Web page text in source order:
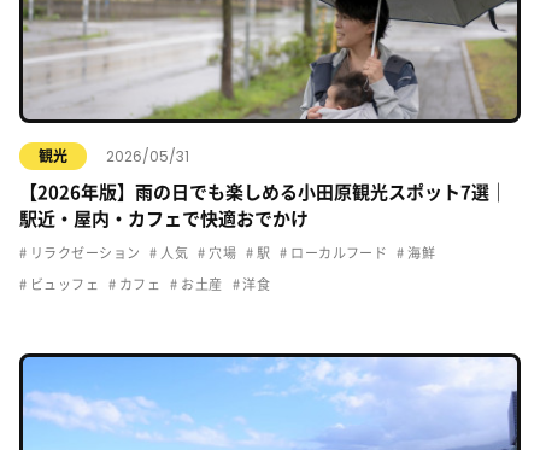
観光 2026/05/31
【2026年版】雨の日でも楽しめる小田原観光スポット7選｜
駅近・屋内・カフェで快適おでかけ
リラクゼーション 人気 穴場 駅 ローカルフード 海鮮
ビュッフェ カフェ お土産 洋食